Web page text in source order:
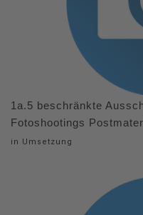
1a.5 beschränkte
Fotoshootings
in Umsetzung